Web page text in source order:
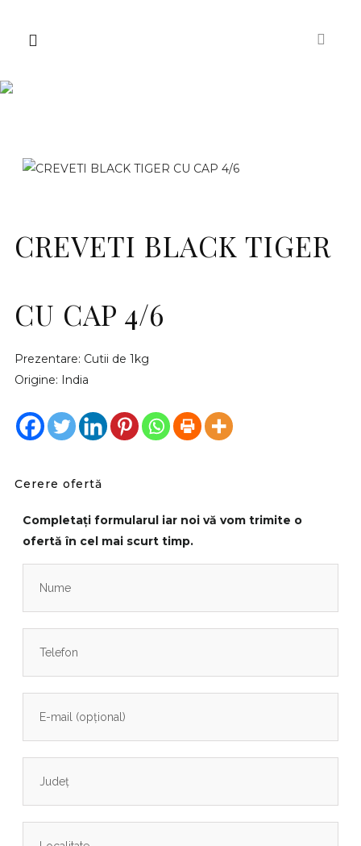
CREVETI BLACK TIGER
CU CAP 4/6
Prezentare: Cutii de 1kg
Origine: India
Cerere ofertă
Completați formularul iar noi vă vom trimite o
ofertă în cel mai scurt timp.